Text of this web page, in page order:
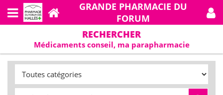
GRANDE PHARMACIE DU
FORUM
RECHERCHER
Médicaments conseil, ma parapharmacie